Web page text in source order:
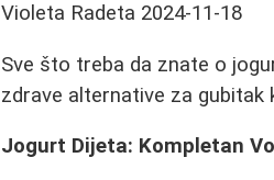
Violeta Radeta 2024-11-18
Sve što treba da znate o
zdrave alternative za gubitak
Jogurt Dijeta: Kompletan